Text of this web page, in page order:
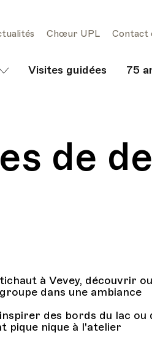
de
à Vevey, découvrir ou
dans une ambiance
des bords du lac ou
pique nique à l'atelier
Visites guidées 75
Chœur UPL Contact